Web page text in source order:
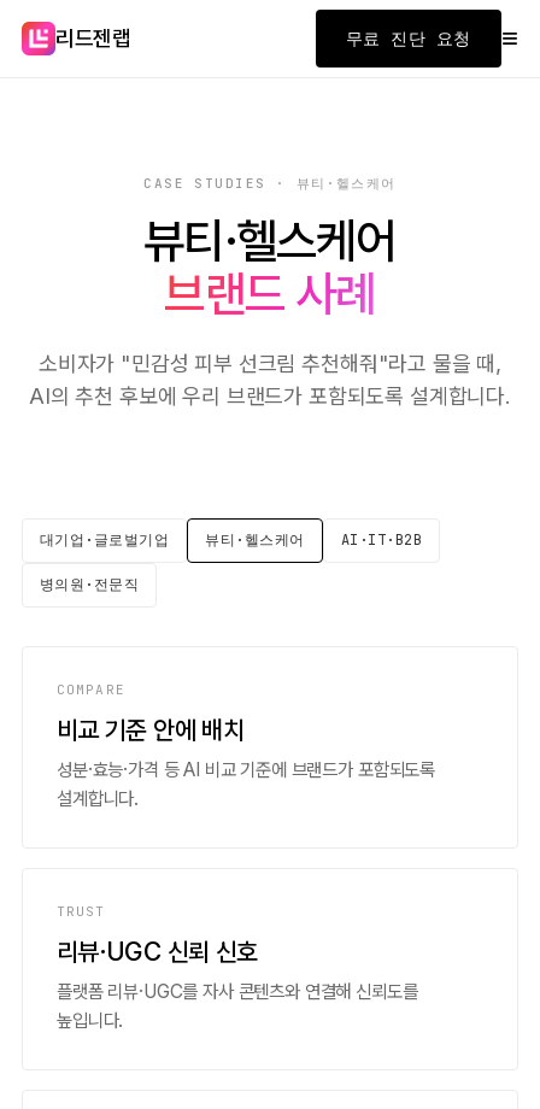
리드젠랩 무료 진단 요청 ≡
CASE STUDIES · 뷰티·헬스케어
뷰티·헬스케어
브랜드 사례
소비자가 "민감성 피부 선크림 추천해줘"라고 물을 때,
AI의 추천 후보에 우리 브랜드가 포함되도록 설계합니다.
대기업·글로벌기업 뷰티·헬스케어 AI·IT·B2B
병의원·전문직
COMPARE
비교 기준 안에 배치
성분·효능·가격 등 AI 비교 기준에 브랜드가 포함되도록
설계합니다.
TRUST
리뷰·UGC 신뢰 신호
플랫폼 리뷰·UGC를 자사 콘텐츠와 연결해 신뢰도를
높입니다.